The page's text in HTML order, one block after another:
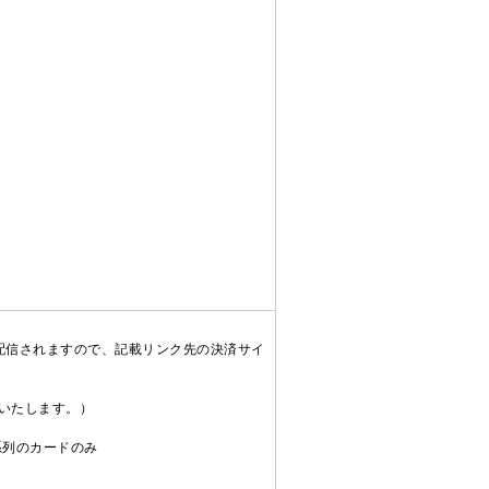
されますので、記載リンク先の決済サイ
たします。）
のカードのみ